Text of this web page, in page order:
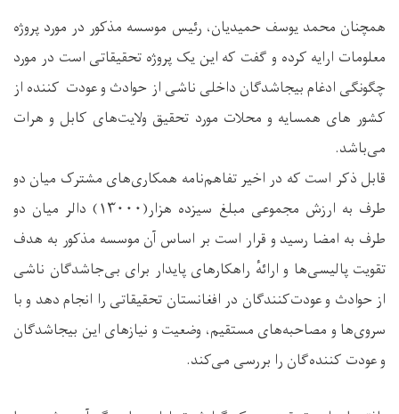
همچنان محمد یوسف حمیدیان، رئیس موسسه مذکور در مورد پروژه
معلومات ارایه کرده و گفت که این یک پروژه تحقیقاتی است در مورد
چگونگی ادغام بیجاشدگان داخلی ناشی از حوادث و عودت کننده از
کشور های همسایه و محلات مورد تحقیق ولایت‌های کابل و هرات
می‌باشد.
قابل ذکر است که در اخیر تفاهم‌نامه همکاری‌های مشترک میان دو
طرف به ارزش مجموعی مبلغ سیزده هزار(۱۳۰۰۰) دالر میان دو
طرف به امضا رسید و قرار است بر اساس آن موسسه مذکور به هدف
تقویت پالیسی‌ها و ارائهٔ راهکارهای پایدار برای بی‌جاشدگان ناشی
از حوادث و عودت‌کنندگان در افغانستان تحقیقاتی را انجام دهد و با
سروی‌ها و مصاحبه‌های مستقیم، وضعیت و نیازهای این بیجاشدگان
و عودت کننده‌گان را بررسی می‌کند.